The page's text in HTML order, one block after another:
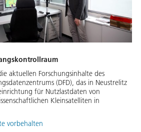
aktuellen Forschungsinhalte des
(DFD), das in Neustrelitz
für Nutzlastdaten von
Kleinsatelliten in
vorbehalten